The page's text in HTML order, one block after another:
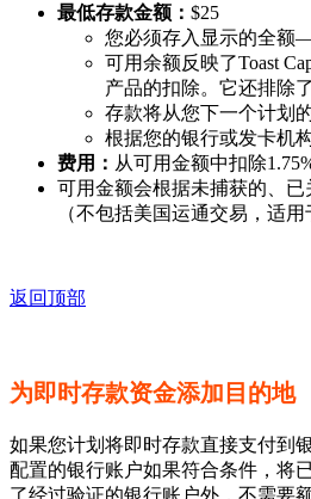
最低存款金额： $25
您必须存入显示的全额
可用余额反映了Toast
产品的扣除。它还排除
存款将从您下一个计划
根据您的银行或发卡机
费用： 从可用金额中扣除
可用金额会根据未捕获的、
（不包括美国运通交易，适
返回顶部
为即时存款资金添加目的地
如果您计划将即时存款直接支付到
配置的银行账户如果符合条件，将
了经过验证的银行账户外，不需要